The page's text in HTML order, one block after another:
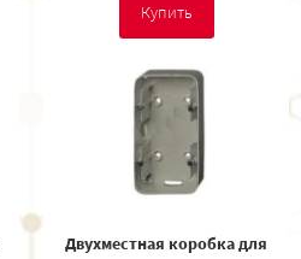
Купить
Двухместная коробка для